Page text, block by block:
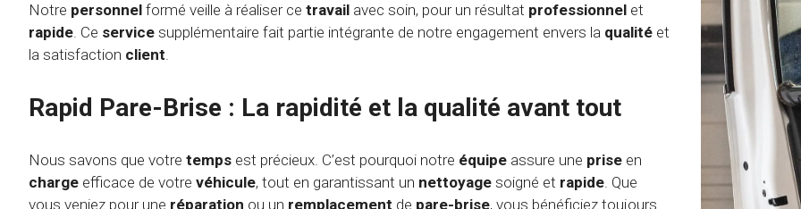
Notre personnel formé veille à réaliser ce travail avec soin, pour un résultat professionnel et
rapide. Ce service supplémentaire fait partie intégrante de notre engagement envers la qualité et
la satisfaction client.
Rapid Pare-Brise : La rapidité et la qualité avant tout
Nous savons que votre temps est précieux. C’est pourquoi notre équipe assure une prise en
charge efficace de votre véhicule, tout en garantissant un nettoyage soigné et rapide. Que
vous veniez pour une réparation ou un remplacement de pare-brise, vous bénéficiez toujours